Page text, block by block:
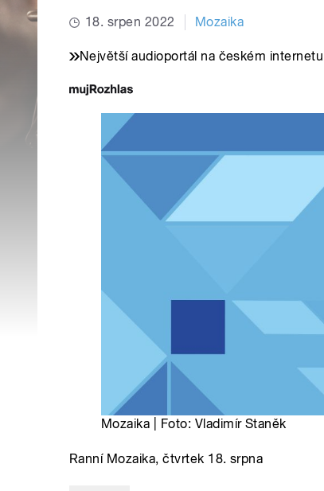
18. srpen 2022 Mozaika
Největší audioportál na českém internetu
Mozaika | Foto: Vladimír Staněk
Ranní Mozaika, čtvrtek 18. srpna